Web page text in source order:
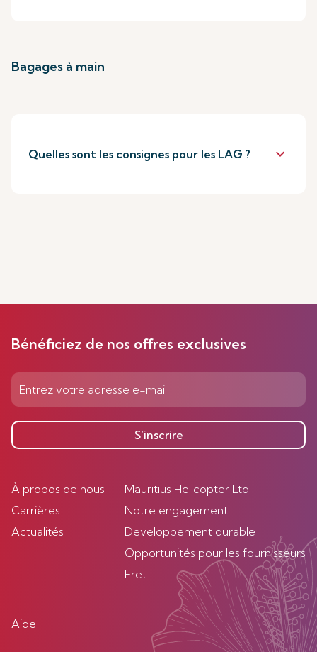
Bagages à main
Quelles sont les consignes pour les LAG ? keyboard_arrow_down
Bénéficiez de nos offres exclusives
S’inscrire
À propos de nous
Carrières
Actualités
Mauritius Helicopter Ltd
Notre engagement
Developpement durable
Opportunités pour les fournisseurs
Fret
Aide